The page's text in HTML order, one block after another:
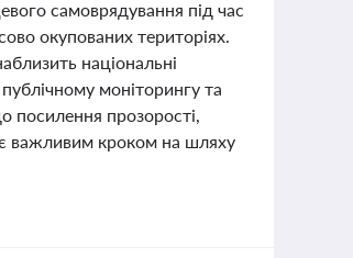
самоврядування під час
окупованих територіях.
національні
моніторингу та
посилення прозорості,
є важливим кроком на шляху